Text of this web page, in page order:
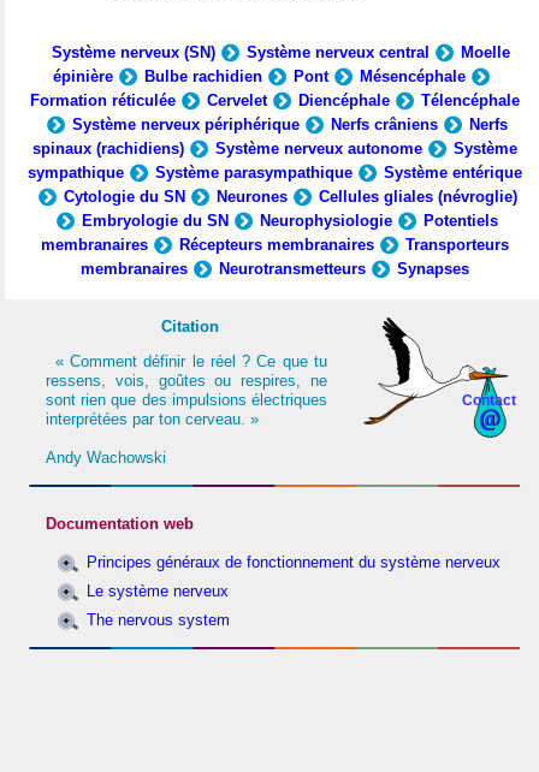
Système nerveux (SN) Système nerveux central
Moelle
épinière
Bulbe rachidien Pont
Mésencéphale
Formation réticulée
Cervelet Diencéphale
Télencéphale
Système nerveux périphérique
Nerfs crâniens
Nerfs
spinaux (rachidiens)
Système nerveux autonome
Système
sympathique
Système parasympathique
Système entérique
Cytologie du SN
Neurones
Cellules gliales (névroglie)
Embryologie du SN
Neurophysiologie
Potentiels
membranaires
Récepteurs membranaires
Transporteurs
membranaires
Neurotransmetteurs Synapses
Contact
Citation
« Comment définir le réel ? Ce que tu
ressens, vois, goûtes ou respires, ne
sont rien que des impulsions électriques
interprétées par ton cerveau. »
Andy Wachowski
Documentation web
Principes généraux de fonctionnement du système nerveux
Le système nerveux
The nervous system